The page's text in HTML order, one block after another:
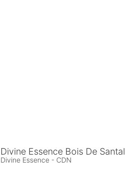
Divine Essence Bois De Santal
Divine Essence - CDN